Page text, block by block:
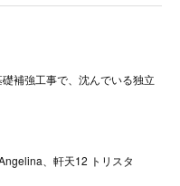
補強工事で、沈んでいる独立
、軒天12 トリスタ